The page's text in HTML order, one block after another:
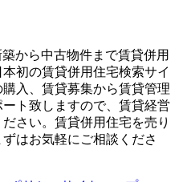
から中古物件まで賃貸併用
初の賃貸併用住宅検索サイ
購入、賃貸募集から賃貸管理
ト致しますので、賃貸経営
さい。賃貸併用住宅を売り
はお気軽にご相談くださ